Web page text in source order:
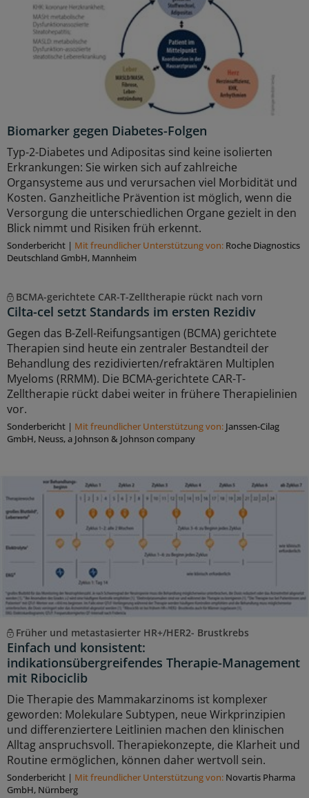
Biomarker gegen Diabetes-Folgen
Typ-2-Diabetes und Adipositas sind keine isolierten
Erkrankungen: Sie wirken sich auf zahlreiche
Organsysteme aus und verursachen viel Morbidität und
Kosten. Ganzheitliche Prävention ist möglich, wenn die
Versorgung die unterschiedlichen Organe gezielt in den
Blick nimmt und Risiken früh erkennt.
Sonderbericht | Mit freundlicher Unterstützung von: Roche Diagnostics
Deutschland GmbH, Mannheim
BCMA-gerichtete CAR-T-Zelltherapie rückt nach vorn
Cilta-cel setzt Standards im ersten Rezidiv
Gegen das B-Zell-Reifungsantigen (BCMA) gerichtete
Therapien sind heute ein zentraler Bestandteil der
Behandlung des rezidivierten/refraktären Multiplen
Myeloms (RRMM). Die BCMA-gerichtete CAR-T-
Zelltherapie rückt dabei weiter in frühere Therapielinien
vor.
Sonderbericht | Mit freundlicher Unterstützung von: Janssen-Cilag
GmbH, Neuss, a Johnson & Johnson company
Früher und metastasierter HR+/HER2- Brustkrebs
Einfach und konsistent:
indikationsübergreifendes Therapie-Management
mit Ribociclib
Die Therapie des Mammakarzinoms ist komplexer
geworden: Molekulare Subtypen, neue Wirkprinzipien
und differenziertere Leitlinien machen den klinischen
Alltag anspruchsvoll. Therapiekonzepte, die Klarheit und
Routine ermöglichen, können daher wertvoll sein.
Sonderbericht | Mit freundlicher Unterstützung von: Novartis Pharma
GmbH, Nürnberg